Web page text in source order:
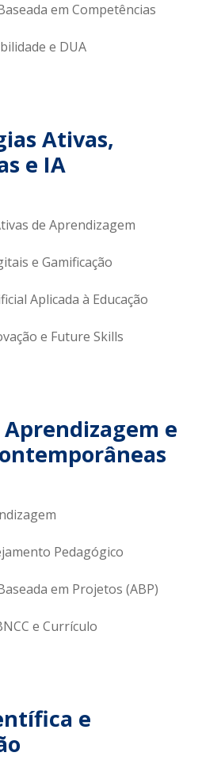
em Competências
e DUA
Ativas,
e IA
de Aprendizagem
e Gamificação
Aplicada à Educação
e Future Skills
Aprendizagem e
Pedagógico
em Projetos (ABP)
e Currículo
e